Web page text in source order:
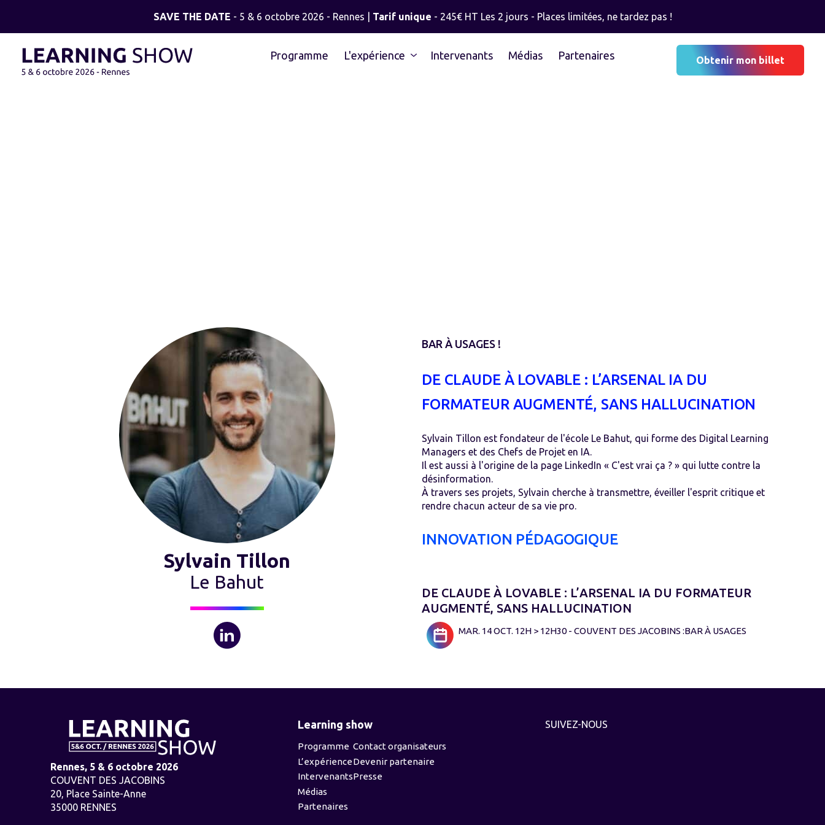
SAVE THE DATE - 5 & 6 octobre 2026 - Rennes | Tarif unique - 245€ HT Les 2 jours - Places limitées, ne tardez pas !
Programme L'expérience Intervenants Médias Partenaires Obtenir mon billet
Sylvain Tillon
Le Bahut
BAR À USAGES !
DE CLAUDE À LOVABLE : L’ARSENAL IA DU
FORMATEUR AUGMENTÉ, SANS HALLUCINATION
Sylvain Tillon est fondateur de l'école Le Bahut, qui forme des Digital Learning
Managers et des Chefs de Projet en IA.
Il est aussi à l'origine de la page LinkedIn « C'est vrai ça ? » qui lutte contre la
désinformation.
À travers ses projets, Sylvain cherche à transmettre, éveiller l'esprit critique et
rendre chacun acteur de sa vie pro.
INNOVATION PÉDAGOGIQUE
DE CLAUDE À LOVABLE : L’ARSENAL IA DU FORMATEUR
AUGMENTÉ, SANS HALLUCINATION
MAR. 14 OCT. 12H > 12H30 - COUVENT DES JACOBINS :BAR À USAGES
Rennes, 5 & 6 octobre 2026
COUVENT DES JACOBINS
20, Place Sainte-Anne
35000 RENNES
Learning show
Programme
L’expérience
Intervenants
Médias
Partenaires
Contact organisateurs
Devenir partenaire
Presse
SUIVEZ-NOUS